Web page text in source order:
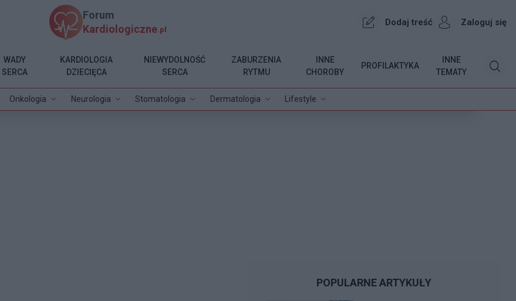
Forum
Kardiologiczne .pl
Dodaj treść Zaloguj się
Onkologia Neurologia Stomatologia Dermatologia Lifestyle
WADY
SERCA
KARDIOLOGIA
DZIECIĘCA
NIEWYDOLNOŚĆ
SERCA
ZABURZENIA
RYTMU
INNE
CHOROBY
PROFILAKTYKA
INNE
TEMATY
POPULARNE ARTYKUŁY